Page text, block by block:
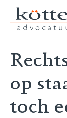
op
toch